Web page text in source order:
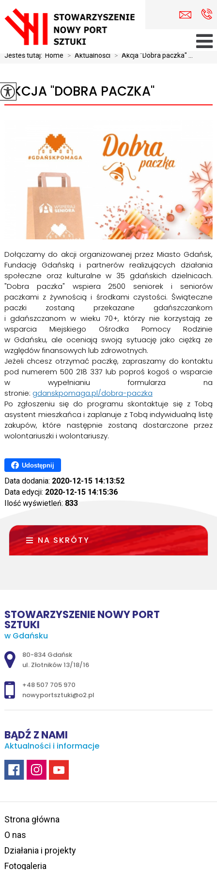
Jesteś tutaj: Home > Aktualności > Akcja "Dobra paczka" ...
AKCJA "DOBRA PACZKA"
Dołączamy do akcji organizowanej przez Miasto Gdańsk,
Fundację Gdańską i partnerów realizujących działania
społeczne oraz kulturalne w 35 gdańskich dzielnicach.
"Dobra paczka" wspiera 2500 seniorek i seniorów
paczkami z żywnością i środkami czystości. Świąteczne
paczki zostaną przekazane gdańszczankom
i gdańszczanom w wieku 70+, którzy nie korzystają ze
wsparcia Miejskiego Ośrodka Pomocy Rodzinie
w Gdańsku, ale oceniają swoją sytuację jako ciężką ze
względów finansowych lub zdrowotnych.
Jeżeli chcesz otrzymać paczkę, zapraszamy do kontaktu
pod numerem 500 218 337 lub poproś kogoś o wsparcie
w wypełnianiu formularza na
stronie: gdanskpomaga.pl/dobra-paczka
Po zgłoszeniu się do programu skontaktuje się z Tobą
asystent mieszkańca i zaplanuje z Tobą indywidualną listę
zakupów, które następnie zostaną dostarczone przez
wolontariuszki i wolontariuszy.
Udostępnij
Data dodania: 2020-12-15 14:13:52
Data edycji: 2020-12-15 14:15:36
Ilość wyświetleń: 833
NA SKRÓTY
STOWARZYSZENIE NOWY PORT
SZTUKI
w Gdańsku
Adres pocztowy:
80-834 Gdańsk
ul. Złotników 13/18/16
+48 507 705 970
nowyportsztuki@o2.pl
BĄDŹ Z NAMI
Aktualności i informacje
Strona główna
O nas
Działania i projekty
Fotogaleria